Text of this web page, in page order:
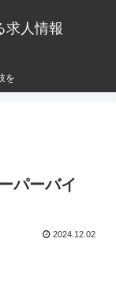
求人情報
を
パーバイ
2024.12.02